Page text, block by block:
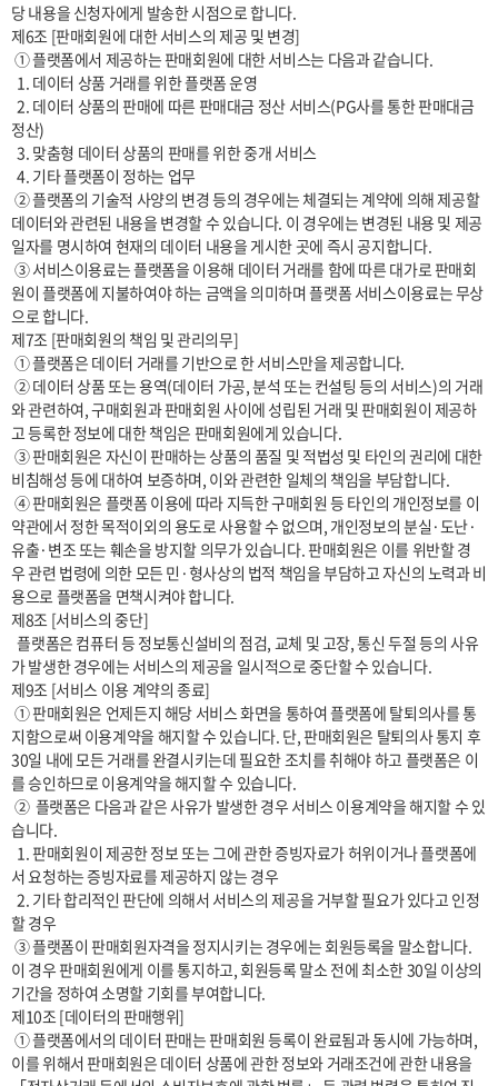
당 내용을 신청자에게 발송한 시점으로 합니다.
제6조 [판매회원에 대한 서비스의 제공 및 변경]
  2. 데이터 상품의 판매에 따른 판매대금 정산 서비스(PG사를 통한 판매대금
정산)
  3. 맞춤형 데이터 상품의 판매를 위한 중개 서비스
  4. 기타 플랫폼이 정하는 업무
데이터와 관련된 내용을 변경할 수 있습니다. 이 경우에는 변경된 내용 및 제공
일자를 명시하여 현재의 데이터 내용을 게시한 곳에 즉시 공지합니다.
원이 플랫폼에 지불하여야 하는 금액을 의미하며 플랫폼 서비스이용료는 무상
으로 합니다.
제7조 [판매회원의 책임 및 관리의무]
와 관련하여, 구매회원과 판매회원 사이에 성립된 거래 및 판매회원이 제공하
고 등록한 정보에 대한 책임은 판매회원에게 있습니다.
비침해성 등에 대하여 보증하며, 이와 관련한 일체의 책임을 부담합니다.
약관에서 정한 목적이외의 용도로 사용할 수 없으며, 개인정보의 분실·도난·
유출·변조 또는 훼손을 방지할 의무가 있습니다. 판매회원은 이를 위반할 경
우 관련 법령에 의한 모든 민·형사상의 법적 책임을 부담하고 자신의 노력과 비
용으로 플랫폼을 면책시켜야 합니다.
제8조 [서비스의 중단]
  플랫폼은 컴퓨터 등 정보통신설비의 점검, 교체 및 고장, 통신 두절 등의 사유
가 발생한 경우에는 서비스의 제공을 일시적으로 중단할 수 있습니다.
제9조 [서비스 이용 계약의 종료]
지함으로써 이용계약을 해지할 수 있습니다. 단, 판매회원은 탈퇴의사 통지 후
30일 내에 모든 거래를 완결시키는데 필요한 조치를 취해야 하고 플랫폼은 이
를 승인하므로 이용계약을 해지할 수 있습니다.
습니다.
서 요청하는 증빙자료를 제공하지 않는 경우
  2. 기타 합리적인 판단에 의해서 서비스의 제공을 거부할 필요가 있다고 인정
할 경우
이 경우 판매회원에게 이를 통지하고, 회원등록 말소 전에 최소한 30일 이상의
기간을 정하여 소명할 기회를 부여합니다.
제10조 [데이터의 판매행위]
이를 위해서 판매회원은 데이터 상품에 관한 정보와 거래조건에 관한 내용을